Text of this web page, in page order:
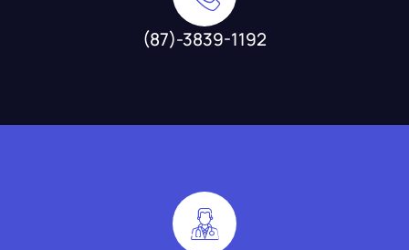
(87)-3839-1192